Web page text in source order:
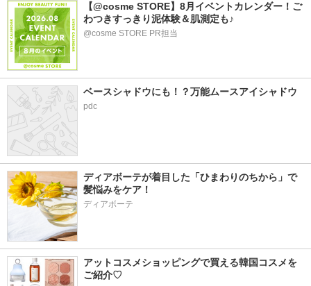
【@cosme STORE】8月イベントカレンダー！ご
わつきすっきり泥体験＆肌測定も♪
@cosme STORE PR担当
ベースシャドウにも！？万能ムースアイシャドウ
pdc
ディアボーテが着目した「ひまわりのちから」で
髪悩みをケア！
ディアボーテ
アットコスメショッピングで買える韓国コスメを
ご紹介♡